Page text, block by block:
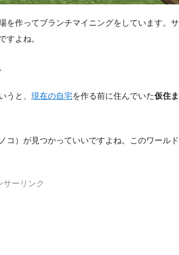
を作ってブランチマイニングをしています。サ
すよね。
うと、 現在の自宅を作る前に住んでいた仮住ま
コ）が見つかっていいですよね。このワールド
サーリンク